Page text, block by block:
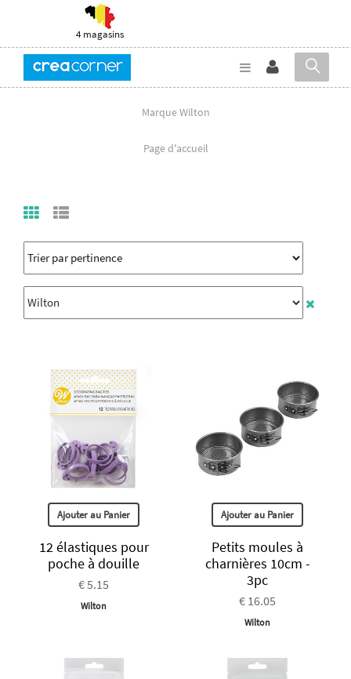
4 magasins
Marque Wilton
Page d'accueil
Ajouter au Panier
12 élastiques pour
poche à douille
€ 5.15
Wilton
Ajouter au Panier
Petits moules à
charnières 10cm -
3pc
€ 16.05
Wilton